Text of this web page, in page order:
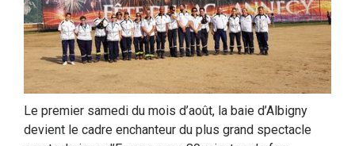
Le premier samedi du mois d’août, la baie d’Albigny
devient le cadre enchanteur du plus grand spectacle